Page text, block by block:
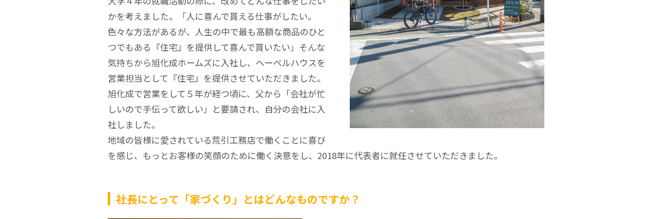
かを考えました。「人に喜んで貰える仕事がしたい。
色々な方法があるが、人生の中で最も高額な商品のひと
つでもある『住宅』を提供して喜んで貰いたい」そんな
気持ちから旭化成ホームズに入社し、ヘーベルハウスを
営業担当として『住宅』を提供させていただきました。
旭化成で営業をして５年が経つ頃に、父から「会社が忙
しいので手伝って欲しい」と要請され、自分の会社に入
社しました。
地域の皆様に愛されている荒引工務店で働くことに喜び
を感じ、もっとお客様の笑顔のために働く決意をし、2018年に代表者に就任させていただきました。
社長にとって「家づくり」とはどんなものですか？